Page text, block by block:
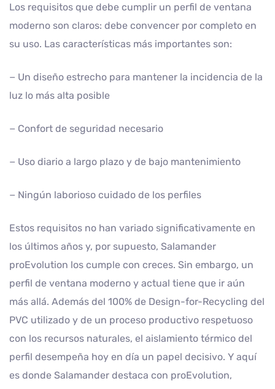
Los requisitos que debe cumplir un perfil de ventana
moderno son claros: debe convencer por completo en
su uso. Las características más importantes son:
− Un diseño estrecho para mantener la incidencia de la
luz lo más alta posible
− Confort de seguridad necesario
− Uso diario a largo plazo y de bajo mantenimiento
− Ningún laborioso cuidado de los perfiles
Estos requisitos no han variado significativamente en
los últimos años y, por supuesto, Salamander
proEvolution los cumple con creces. Sin embargo, un
perfil de ventana moderno y actual tiene que ir aún
más allá. Además del 100% de Design-for-Recycling del
PVC utilizado y de un proceso productivo respetuoso
con los recursos naturales, el aislamiento térmico del
perfil desempeña hoy en día un papel decisivo. Y aquí
es donde Salamander destaca con proEvolution,